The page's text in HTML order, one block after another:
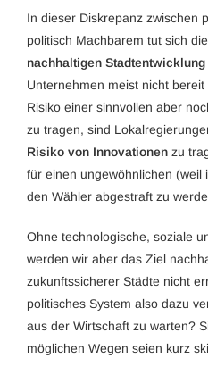
In dieser Diskrepanz zwischen
politisch Machbarem tut sich die
nachhaltigen Stadtentwicklung
Unternehmen meist nicht
Risiko einer sinnvollen aber
zu tragen, sind
Risiko von Innovationen zu
für einen ungewöhnlichen (weil
den Wähler abgestraft zu
Ohne technologische, soziale
werden wir aber das Ziel
zukunftssicherer Städte nicht
politisches System also dazu
aus der Wirtschaft zu warten?
möglichen Wegen seien kurz